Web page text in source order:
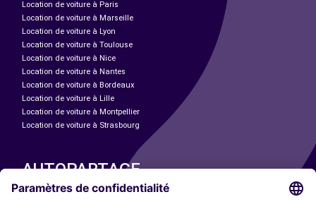
Location de voiture à Paris
Location de voiture à Marseille
Location de voiture à Lyon
Location de voiture à Toulouse
Location de voiture à Nice
Location de voiture à Nantes
Location de voiture à Bordeaux
Location de voiture à Lille
Location de voiture à Montpellier
Location de voiture à Strasbourg
AUTOPARTAGE